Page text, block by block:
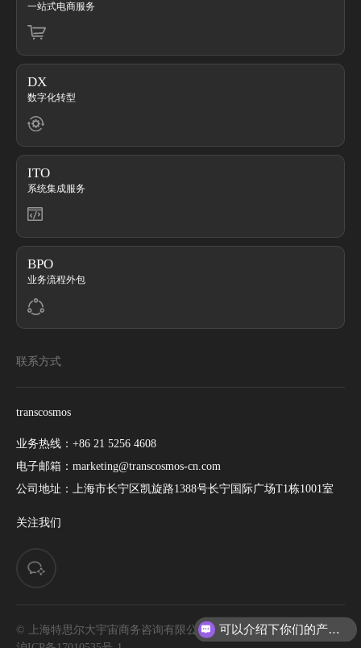
一站式电商服务
DX
数字化转型
ITO
系统集成服务
BPO
业务流程外包
联系方式
transcosmos
业务热线： +86 21 5256 4608
电子邮箱： marketing@transcosmos-cn.com
公司地址： 上海市长宁区凯旋路1388号长宁国际广场T1栋1001室
关注我们
© 上海特思尔大宇宙商务咨询有限公司. All rights reserved. |
可以介绍下你们的产品么